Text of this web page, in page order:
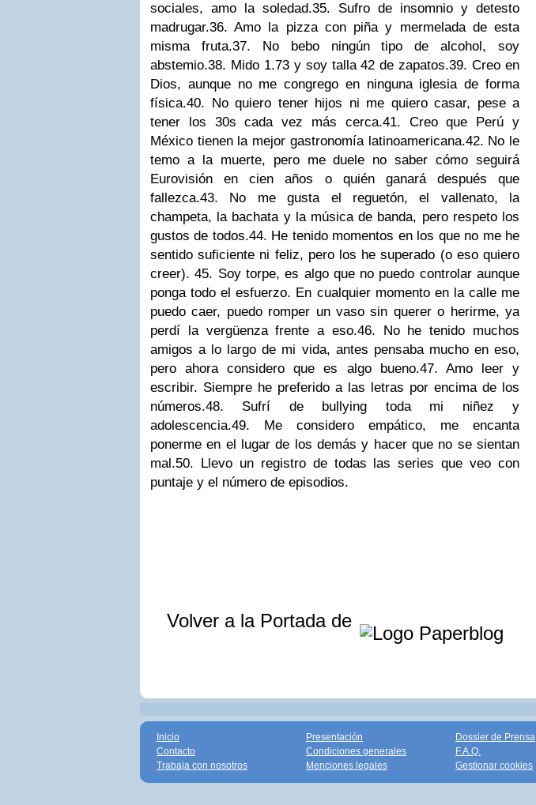
sociales, amo la soledad.35. Sufro de insomnio y detesto
madrugar.36. Amo la pizza con piña y mermelada de esta
misma fruta.37. No bebo ningún tipo de alcohol, soy
abstemio.38. Mido 1.73 y soy talla 42 de zapatos.39. Creo en
Dios, aunque no me congrego en ninguna iglesia de forma
física.40. No quiero tener hijos ni me quiero casar, pese a
tener los 30s cada vez más cerca.41. Creo que Perú y
México tienen la mejor gastronomía latinoamericana.42. No le
temo a la muerte, pero me duele no saber cómo seguirá
Eurovisión en cien años o quién ganará después que
fallezca.43. No me gusta el reguetón, el vallenato, la
champeta, la bachata y la música de banda, pero respeto los
gustos de todos.44. He tenido momentos en los que no me he
sentido suficiente ni feliz, pero los he superado (o eso quiero
creer).45. Soy torpe, es algo que no puedo controlar aunque
ponga todo el esfuerzo. En cualquier momento en la calle me
puedo caer, puedo romper un vaso sin querer o herirme, ya
perdí la vergüenza frente a eso.46. No he tenido muchos
amigos a lo largo de mi vida, antes pensaba mucho en eso,
pero ahora considero que es algo bueno.47. Amo leer y
escribir. Siempre he preferido a las letras por encima de los
números.48. Sufrí de bullying toda mi niñez y
adolescencia.49. Me considero empático, me encanta
ponerme en el lugar de los demás y hacer que no se sientan
mal.50. Llevo un registro de todas las series que veo con
puntaje y el número de episodios.
Volver a la Portada de
Inicio
Contacto
Trabaja con nosotros
Presentación
Condiciones generales
Menciones legales
Dossier de Prensa
F.A.Q.
Gestionar cookies